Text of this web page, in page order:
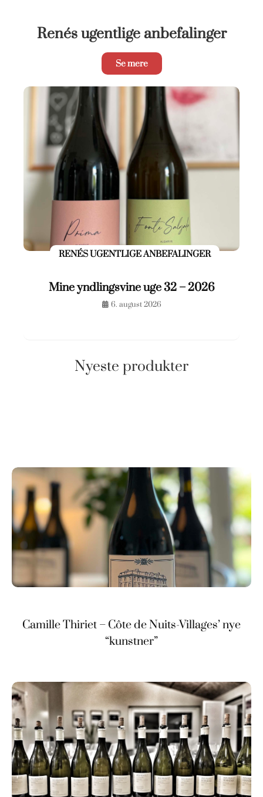
Renés ugentlige anbefalinger
Se mere
RENÉS UGENTLIGE ANBEFALINGER
Mine yndlingsvine uge 32 – 2026
6. august 2026
Nyeste produkter
Camille Thiriet – Côte de Nuits-Villages’ nye
“kunstner”